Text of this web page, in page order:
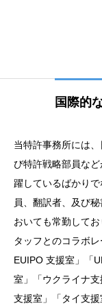
国際的
当特許事務所には
び特許戦略部員な
躍しているばかり
員、翻訳者、及び
おいても常勤して
タッフとのコラボ
EUIPO 支援室」「
室」「ウクライナ
支援室」「タイ支